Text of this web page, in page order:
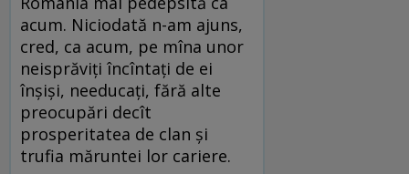
acum. Niciodată n-am ajuns,
cred, ca acum, pe mîna unor
neisprăviţi încîntaţi de ei
înşişi, needucaţi, fără alte
preocupări decît
prosperitatea de clan şi
trufia măruntei lor cariere.